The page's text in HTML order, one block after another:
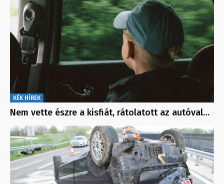
KÉK HÍREK
Nem vette észre a kisfiát, rátolatott az autóval…